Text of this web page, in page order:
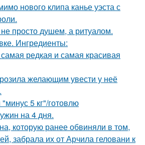
нового клипа канье уэста с
просто душем, а ритуалом.
Ингредиенты:
редкая и самая красивая
желающим увести у неё
5 кг"/готовлю
на 4 дня.
которую ранее обвиняли в том,
забрала их от Арчила геловани к